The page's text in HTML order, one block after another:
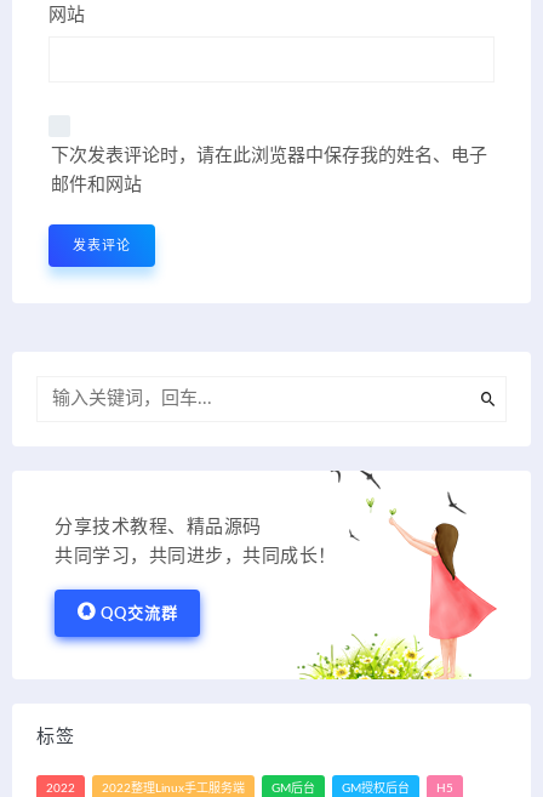
网站
下次发表评论时，请在此浏览器中保存我的姓名、电子
邮件和网站
分享技术教程、精品源码
共同学习，共同进步，共同成长！
QQ交流群
标签
2022 2022整理Linux手工服务端 GM后台 GM授权后台 H5